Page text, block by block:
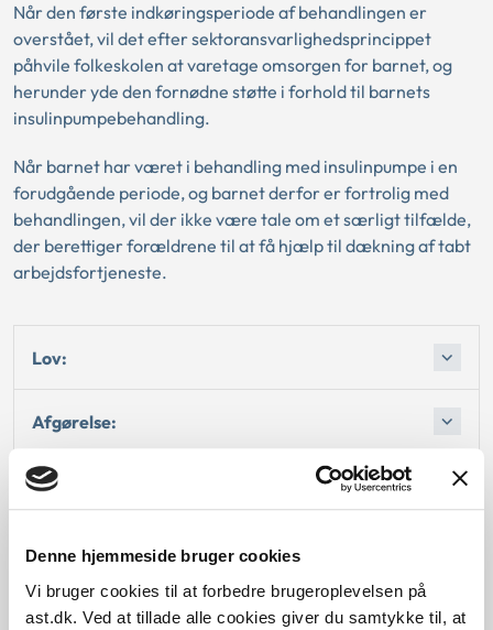
Denne hjemmeside bruger cookies
Vi bruger cookies til at forbedre brugeroplevelsen på
ast.dk. Ved at tillade alle cookies giver du samtykke til, at
Når den første indkøringsperiode af behandlingen er
overstået, vil det efter sektoransvarlighedsprincippet
påhvile folkeskolen at varetage omsorgen for barnet, og
herunder yde den fornødne støtte i forhold til barnets
insulinpumpebehandling.
Når barnet har været i behandling med insulinpumpe i en
forudgående periode, og barnet derfor er fortrolig med
behandlingen, vil der ikke være tale om et særligt tilfælde,
der berettiger forældrene til at få hjælp til dækning af tabt
arbejdsfortjeneste.
Lov:
Afgørelse:
1. Baggrund for at behandle sagerne
2. Reglerne
Afgørelse: